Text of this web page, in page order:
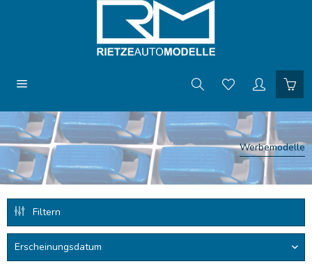
Werbemodelle
Filtern